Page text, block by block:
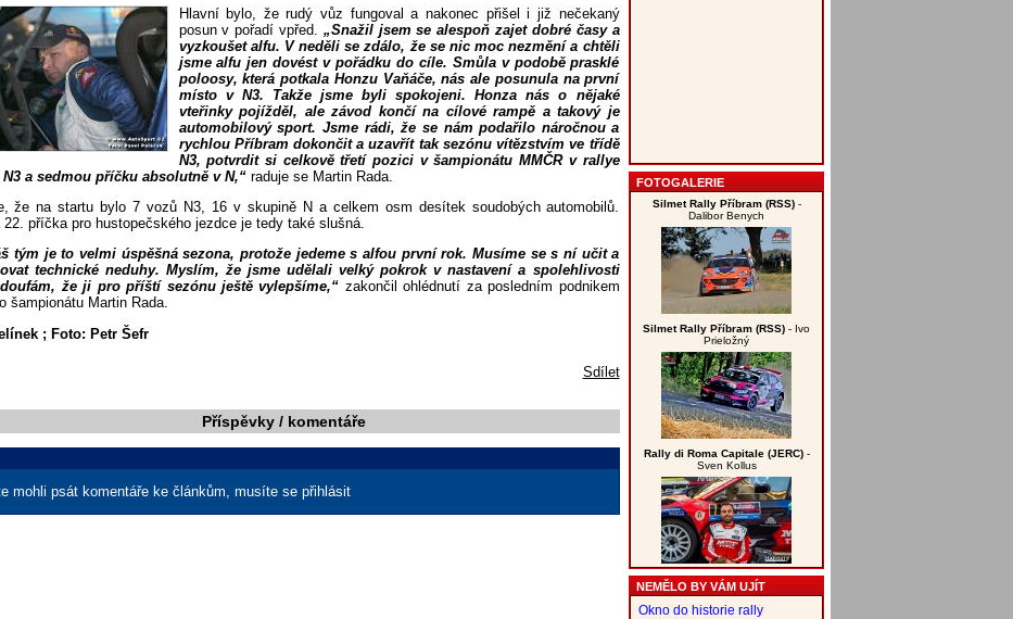
Hlavní bylo, že rudý vůz fungoval a nakonec přišel i již nečekaný
posun v pořadí vpřed. „Snažil jsem se alespoň zajet dobré časy a
vyzkoušet alfu. V neděli se zdálo, že se nic moc nezmění a chtěli
jsme alfu jen dovést v pořádku do cíle. Smůla v podobě prasklé
poloosy, která potkala Honzu Vaňáče, nás ale posunula na první
místo v N3. Takže jsme byli spokojeni. Honza nás o nějaké
vteřinky pojížděl, ale závod končí na cílové rampě a takový je
automobilový sport. Jsme rádi, že se nám podařilo náročnou a
rychlou Příbram dokončit a uzavřít tak sezónu vítězstvím ve třídě
N3, potvrdit si celkově třetí pozici v šampionátu MMČR v rallye
a sedmou příčku absolutně v N,“raduje se Martin Rada.
že na startu bylo 7 vozů N3, 16 v skupině N a celkem osm desítek soudobých automobilů.
22. příčka pro hustopečského jezdce je tedy také slušná.
tým je to velmi úspěšná sezona, protože jedeme s alfou první rok. Musíme se s ní učit a
technické neduhy. Myslím, že jsme udělali velký pokrok v nastavení a spolehlivosti
že ji pro příští sezónu ještě vylepšíme,“ zakončil ohlédnutí za posledním podnikem
šampionátu Martin Rada.
; Foto: Petr Šefr
Sdílet
Příspěvky / komentáře
mohli psát komentáře ke článkům, musíte se přihlásit
FOTOGALERIE
Silmet Rally Příbram (RSS)-
Dalibor Benych
Silmet Rally Příbram (RSS) - Ivo
Prieložný
Rally di Roma Capitale (JERC)-
Sven Kollus
NEMĚLO BY VÁM UJÍT
Okno do historie rally